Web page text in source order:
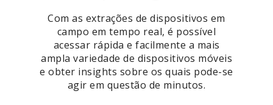
Com as extrações de dispositivos em
campo em tempo real, é possível
acessar rápida e facilmente a mais
ampla variedade de dispositivos móveis
e obter insights sobre os quais pode-se
agir em questão de minutos.